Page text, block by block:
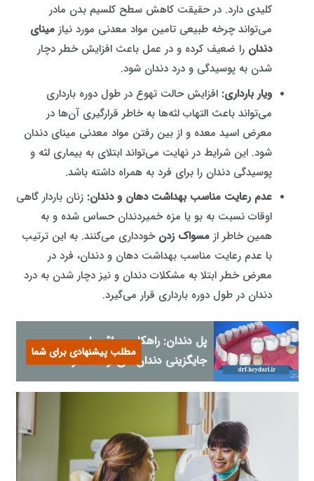
کلیدی دارد. در حقیقت کاهش سطح کلسیم بدن مادر
می‌تواند چرخه طبیعی تامین مواد معدنی مورد نیاز مینای
دندان را ضعیف کرده و در عمل باعث افزایش خطر دچار
شدن به پوسیدگی و درد دندان شود.
ویار بارداری: افزایش حالت تهوع در طول دوره بارداری
می‌تواند باعث التهاب لثه‌ها به خاطر قرارگیری آن‌ها در
معرض اسید معده و از بین رفتن مواد معدنی مینای دندان
شود. این شرایط در نهایت می‌تواند ابتلای به بیماری لثه و
پوسیدگی دندان را برای فرد به همراه داشته باشد.
عدم رعایت مناسب بهداشت دهان و دندان: زنان باردار گاهی
اوقات نسبت به بو یا مزه خمیردندان حساس شده و به
همین خاطر از مسواک زدن خودداری می‌کنند. به این ترتیب
با عدم رعایت مناسب بهداشت دهان و دندان، فرد در
معرض خطر ابتلا به مشکلات دندان و نیز دچار شدن به درد
دندان در طول دوره بارداری قرار می‌گیرد.
پل دندان: راهکاری مؤثر برای
جایگزینی دندان‌های از دست رفته
مطلب پیشنهادی برای شما